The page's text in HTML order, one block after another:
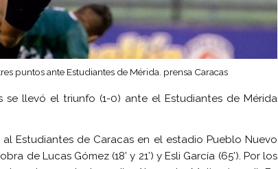
puntos ante Estudiantes de Mérida. prensa Caracas
se llevó el triunfo (1-0) ante el Estudiantes de Mérida
Estudiantes de Caracas en el estadio Pueblo Nuevo
de Lucas Gómez (18’ y 21’) y Esli García (65’). Por los